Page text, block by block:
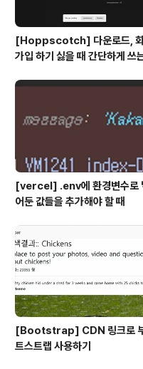
[Hoppscotch] 다운로드,
가입 하기 싫을 때 간단하게 쓰
[vercel] .env에 환경변수로
어둔 값들을 추가해야 할 때
[Bootstrap] CDN 링크로
트스트랩 사용하기